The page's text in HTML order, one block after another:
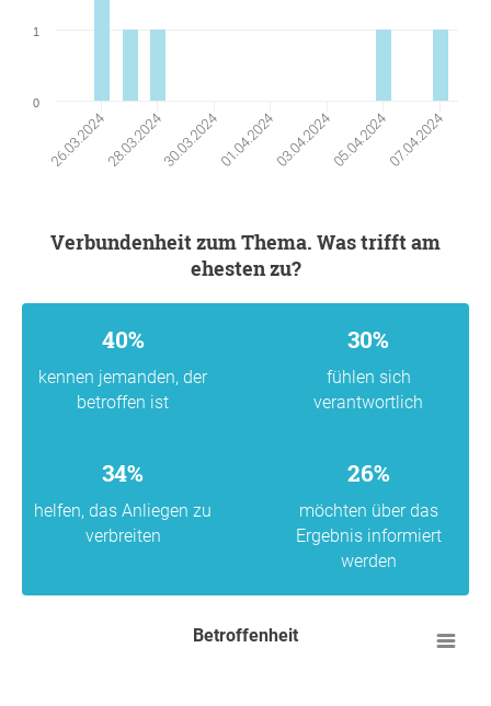
26.03.202428.03.202430.03.202401.04.202403.04.202405.04.202407.04.2024
0
1
Verbundenheit zum Thema. Was trifft am
ehesten zu?
40%
kennen jemanden, der
betroffen ist
30%
fühlen sich
verantwortlich
34%
helfen, das Anliegen zu
verbreiten
26%
möchten über das
Ergebnis informiert
werden
Betroffenheit